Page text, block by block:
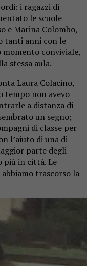
i ragazzi di
le scuole
e Marina Colombo,
tanti anni con le
conviviale,
stessa aula.
Laura Colacino,
tempo non avevo
a distanza di
un segno;
di classe per
l’aiuto di una di
parte degli
più in città. Le
trascorso la